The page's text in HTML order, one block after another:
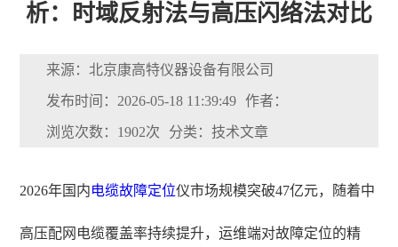
析：时域反射法与高压闪络法对比
来源：北京康高特仪器设备有限公司
发布时间：2026-05-18 11:39:49 作者：
浏览次数：1902次 分类：技术文章
2026年国内电缆故障定位仪市场规模突破47亿元，随着中
高压配网电缆覆盖率持续提升，运维端对故障定位的精